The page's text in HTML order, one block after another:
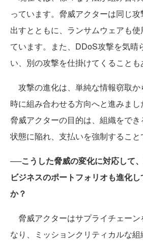
っています。脅威アクターは同じ
出すとともに、ランサムウェアも使
ています。また、DDoS攻撃を気晴
い、別の攻撃を仕掛けてくることも
攻撃の進化は、単純な情報窃取か
時に組み合わせる方向へと進みま
脅威アクターの目的は、組織をで
状態に陥れ、支払いを強制すること
──こうした脅威の変化に対応して
ビジネスのポートフォリオも進化
か？
脅威アクターはサプライチェーン
なり、ミッションクリティカルな